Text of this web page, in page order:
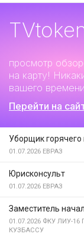
просмотр
на карту!
вашего
Перейти на
Уборщик горячего
01.07.2026 ЕВРАЗ
Юрисконсульт
01.07.2026 ЕВРАЗ
Заместитель
01.07.2026 ФКУ ЛИУ-
КУЗБАССУ